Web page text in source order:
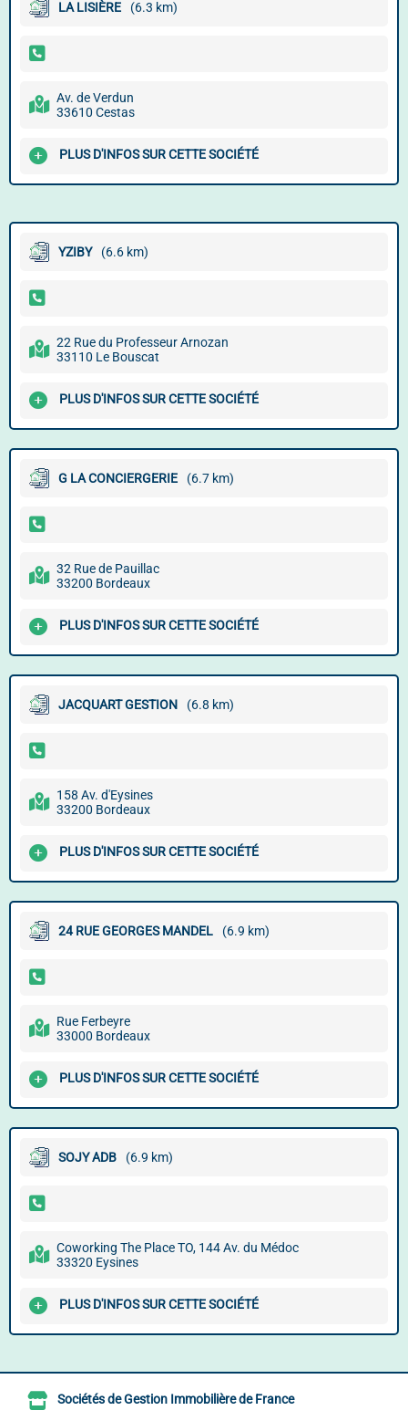
LA LISIÈRE (6.3 km)
Av. de Verdun
33610 Cestas
PLUS D'INFOS SUR CETTE SOCIÉTÉ
YZIBY (6.6 km)
22 Rue du Professeur Arnozan
33110 Le Bouscat
PLUS D'INFOS SUR CETTE SOCIÉTÉ
G LA CONCIERGERIE (6.7 km)
32 Rue de Pauillac
33200 Bordeaux
PLUS D'INFOS SUR CETTE SOCIÉTÉ
JACQUART GESTION (6.8 km)
158 Av. d'Eysines
33200 Bordeaux
PLUS D'INFOS SUR CETTE SOCIÉTÉ
24 RUE GEORGES MANDEL (6.9 km)
Rue Ferbeyre
33000 Bordeaux
PLUS D'INFOS SUR CETTE SOCIÉTÉ
SOJY ADB (6.9 km)
Coworking The Place TO, 144 Av. du Médoc
33320 Eysines
PLUS D'INFOS SUR CETTE SOCIÉTÉ
Sociétés de Gestion Immobilière de France